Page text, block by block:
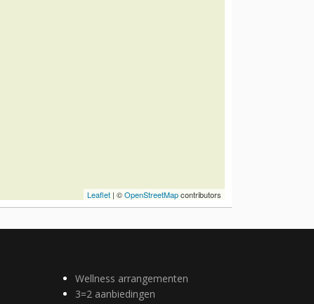
Leaflet | ©OpenStreetMapcontributors
Wellness arrangementen
3=2 aanbiedingen